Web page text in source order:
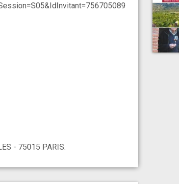
- 75015 PARIS.